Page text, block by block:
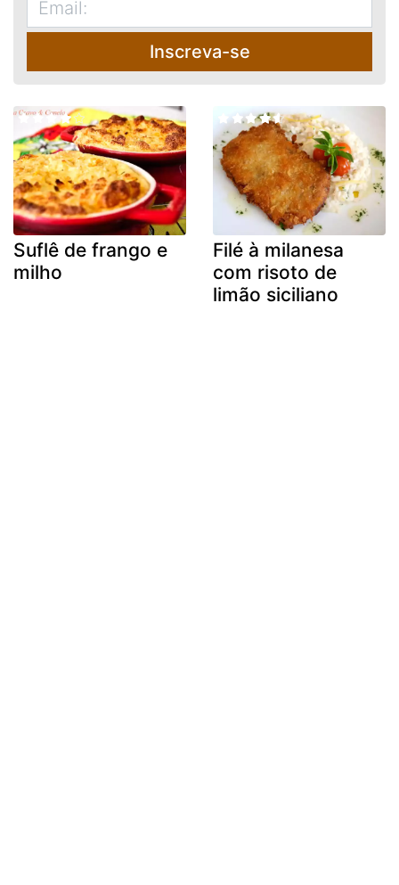
Inscreva-se
Suflê de frango e
milho
Filé à milanesa
com risoto de
limão siciliano